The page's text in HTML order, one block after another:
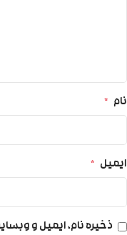
نام *
ایمیل *
ذخیره نام، ایمیل و